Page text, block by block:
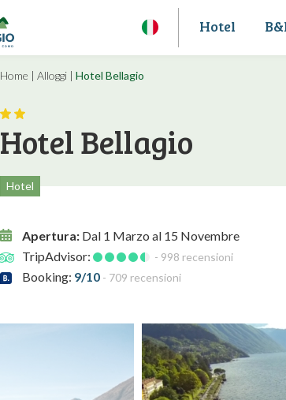
Hotel
Home | Alloggi | Hotel Bellagio
Hotel Bellagio
Hotel
Apertura: Dal 1 Marzo al 15 Novembre
TripAdvisor:
- 998 recensioni
Booking: 9/10 - 709 recensioni